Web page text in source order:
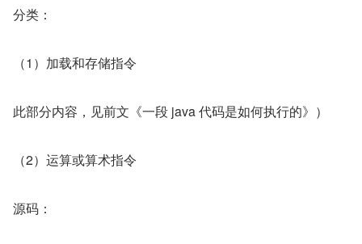
分类：
（1）加载和存储指令
此部分内容，见前文《一段 java 代码是如何执行的》）
（2）运算或算术指令
源码：